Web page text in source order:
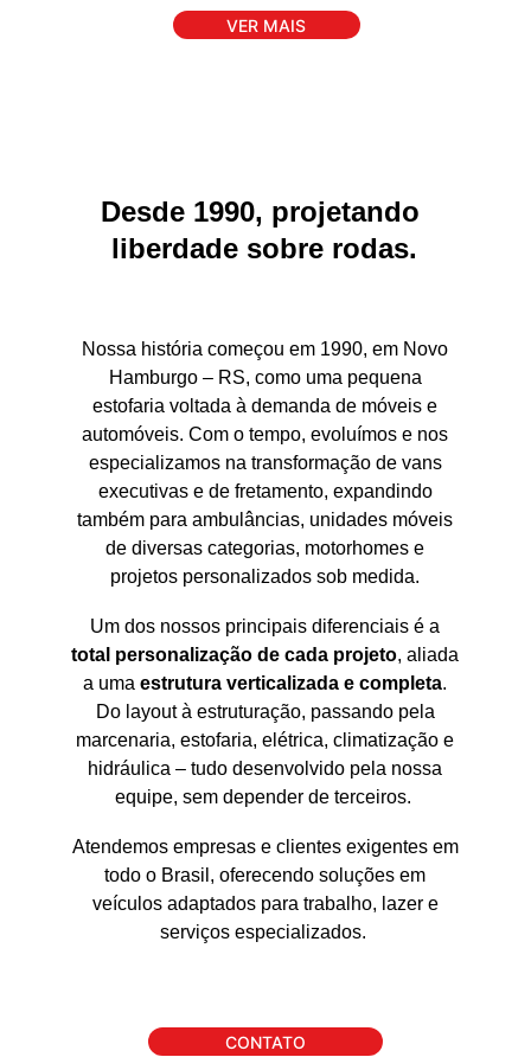
VER MAIS
Desde 1990, projetando
liberdade sobre rodas.
Nossa história começou em 1990, em Novo
Hamburgo – RS, como uma pequena
estofaria voltada à demanda de móveis e
automóveis. Com o tempo, evoluímos e nos
especializamos na transformação de vans
executivas e de fretamento, expandindo
também para ambulâncias, unidades móveis
de diversas categorias, motorhomes e
projetos personalizados sob medida.
Um dos nossos principais diferenciais é a
total personalização de cada projeto, aliada
a umaestrutura verticalizada e completa.
Do layout à estruturação, passando pela
marcenaria, estofaria, elétrica, climatização e
hidráulica – tudo desenvolvido pela nossa
equipe, sem depender de terceiros.
Atendemos empresas e clientes exigentes em
todo o Brasil, oferecendo soluções em
veículos adaptados para trabalho, lazer e
serviços especializados.
CONTATO